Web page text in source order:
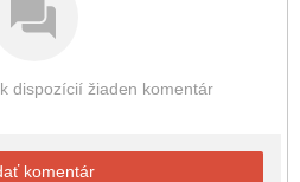
dispozícií žiaden komentár
komentár